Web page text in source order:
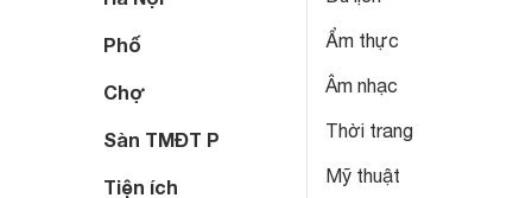
Phố
Chợ
Sàn TMĐT P
Tiện ích
Ẩm thực
Âm nhạc
Thời trang
Mỹ thuật